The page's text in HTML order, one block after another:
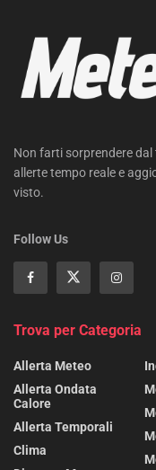
Non farti sorprendere
allerte tempo reale e
visto.
Follow Us
Trova per Categoria
Allerta Meteo
Allerta Ondata
Calore
Allerta Temporali
Clima